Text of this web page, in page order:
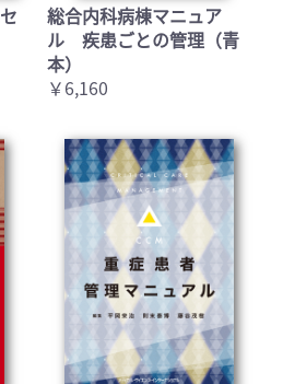
総合内科病棟マニュア
ル 疾患ごとの管理（青
本）
￥6,160